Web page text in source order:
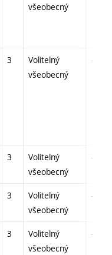
všeobecný
3
Volitelný
všeobecný
-
3
Volitelný
všeobecný
-
3
Volitelný
všeobecný
-
3
Volitelný
všeobecný
-